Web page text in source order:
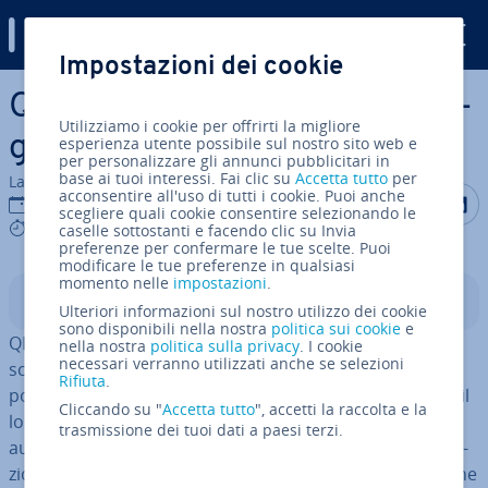
Vai al contenuto prin­ci­pa­le
QLED e OLED: Quale tec­no­lo­
gia TV è la migliore?
La redazione di IONOS
25 ott 2023
9 mins
Condividi
Indice
QLED e OLED sono tra le tec­no­lo­gie più co­mu­ne­men­te
scelte quando si tratta di decidere tra TV o schermi
potenti. La dif­fe­ren­za prin­ci­pa­le tra le due tec­no­lo­gie è il
loro fun­zio­na­men­to: gli schermi OLED uti­liz­za­no diodi
auto-luminosi, mentre i QLED uti­liz­za­no la re­troil­lu­mi­na­
zio­ne a LED per il­lu­mi­na­re i pixel. Qual è la tec­no­lo­gia che
Impostazioni dei cookie
Utilizziamo i cookie per offrirti la migliore
esperienza utente possibile sul nostro sito web e
per personalizzare gli annunci pubblicitari in
base ai tuoi interessi. Fai clic suAccetta tutto per
acconsentire all'uso di tutti i cookie. Puoi anche
scegliere quali cookie consentire selezionando le
caselle sottostanti e facendo clic su Invia
preferenze per confermare le tue scelte. Puoi
modificare le tue preferenze in qualsiasi
momento nelle impostazioni.
Ulteriori informazioni sul nostro utilizzo dei cookie
sono disponibili nella nostra politica sui cookie e
nella nostra politica sulla privacy. I cookie
necessari verranno utilizzati anche se selezioni
Rifiuta.
Cliccando su "Accetta tutto", accetti la raccolta e la
trasmissione dei tuoi dati a paesi terzi.